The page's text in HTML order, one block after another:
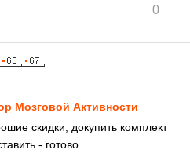
0
Мозговой Активности
скидки, докупить комплект
- готово